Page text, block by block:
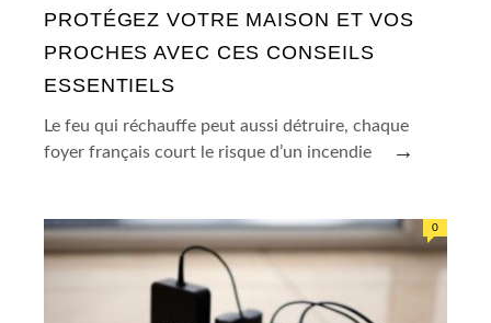
PROTÉGEZ VOTRE MAISON ET VOS
PROCHES AVEC CES CONSEILS
ESSENTIELS
Le feu qui réchauffe peut aussi détruire, chaque
foyer français court le risque d’un incendie
→
0